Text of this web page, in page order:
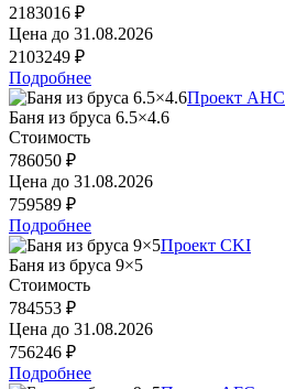
2183016 ₽
Цена до 31.08.2026
2103249 ₽
Подробнее
Проект AHC
Баня из бруса 6.5×4.6
Стоимость
786050 ₽
Цена до 31.08.2026
759589 ₽
Подробнее
Проект CKI
Баня из бруса 9×5
Стоимость
784553 ₽
Цена до 31.08.2026
756246 ₽
Подробнее